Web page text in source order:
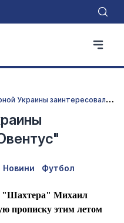
И
грок сборной Украины заинтересовал "Ювентус"
Новини Футбол
"Шахтера" Михаил
прописку этим летом